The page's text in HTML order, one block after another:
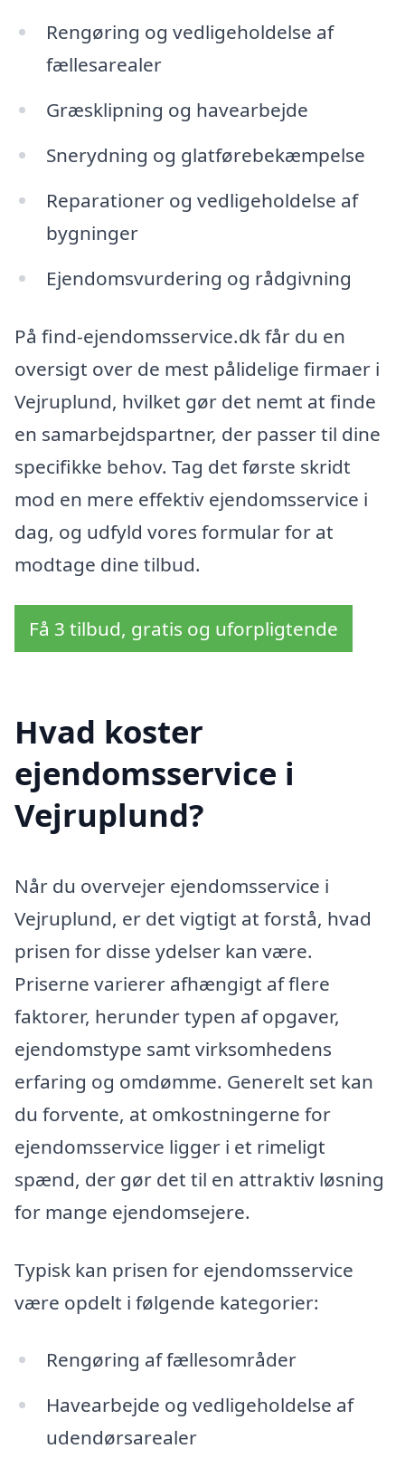
Rengøring og vedligeholdelse af
fællesarealer
Græsklipning og havearbejde
Snerydning og glatførebekæmpelse
Reparationer og vedligeholdelse af
bygninger
Ejendomsvurdering og rådgivning
På find-ejendomsservice.dk får du en
oversigt over de mest pålidelige firmaer i
Vejruplund, hvilket gør det nemt at finde
en samarbejdspartner, der passer til dine
specifikke behov. Tag det første skridt
mod en mere effektiv ejendomsservice i
dag, og udfyld vores formular for at
modtage dine tilbud.
Få 3 tilbud, gratis og uforpligtende
Hvad koster
ejendomsservice i
Vejruplund?
Når du overvejer ejendomsservice i
Vejruplund, er det vigtigt at forstå, hvad
prisen for disse ydelser kan være.
Priserne varierer afhængigt af flere
faktorer, herunder typen af opgaver,
ejendomstype samt virksomhedens
erfaring og omdømme. Generelt set kan
du forvente, at omkostningerne for
ejendomsservice ligger i et rimeligt
spænd, der gør det til en attraktiv løsning
for mange ejendomsejere.
Typisk kan prisen for ejendomsservice
være opdelt i følgende kategorier:
Rengøring af fællesområder
Havearbejde og vedligeholdelse af
udendørsarealer